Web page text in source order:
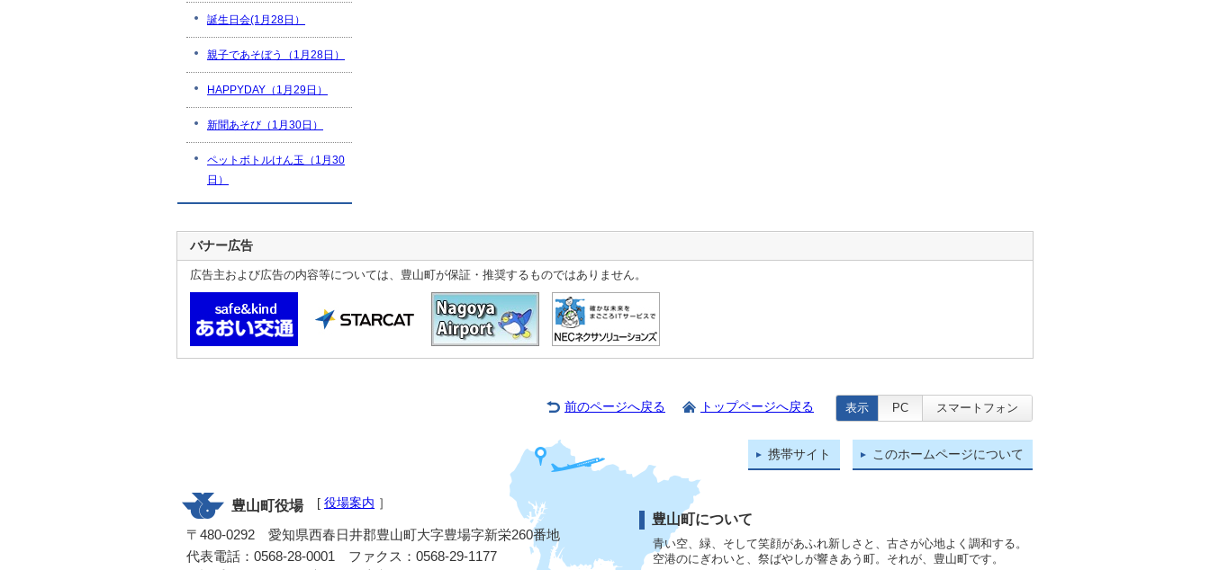
誕生日会(1月28日）
親子であそぼう（1月28日）
HAPPYDAY（1月29日）
新聞あそび（1月30日）
ペットボトルけん玉（1月30
日）
バナー広告
広告主および広告の内容等については、豊山町が保証・推奨するものではありません。
前のページへ戻る トップページへ戻る 表示 PC スマートフォン
携帯サイト このホームページについて
豊山町役場 [ 役場案内 ］
〒480-0292 愛知県西春日井郡豊山町大字豊場字新栄260番地
代表電話：0568-28-0001 ファクス：0568-29-1177
豊山町について
青い空、緑、そして笑顔があふれ新しさと、古さが心地よく調和する。
空港のにぎわいと、祭ばやしが響きあう町。それが、豊山町です。